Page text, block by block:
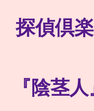
偵倶
茎人